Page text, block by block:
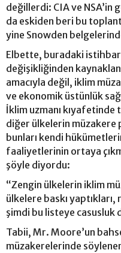
değillerdi: CIA ve NSA’in
da eskiden beri bu
yine Snowden
Elbette, buradaki
değişikliğinden
amacıyla değil, iklim
ve ekonomik üstünlük
İklim uzmanı kıyafetinde
diğer ülkelerin müzakere
bunları kendi
faaliyetlerinin ortaya
şöyle diyordu:
“Zengin ülkelerin iklim
ülkelere baskı
şimdi bu listeye casusluk
Tabii, Mr. Moore’un
müzakerelerinde